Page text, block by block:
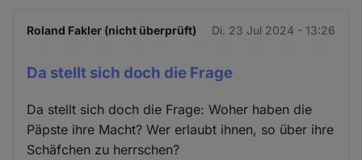
Roland Fakler (nicht überprüft) Di. 23 Jul 2024 - 13:26
Da stellt sich doch die Frage
Da stellt sich doch die Frage: Woher haben die
Päpste ihre Macht? Wer erlaubt ihnen, so über ihre
Schäfchen zu herrschen?